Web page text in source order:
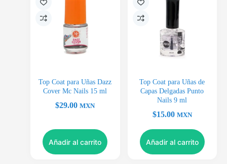
Top Coat para Uñas Dazz
Cover Mc Nails 15 ml
$29.00 MXN
Añadir al carrito
Top Coat para Uñas de
Capas Delgadas Punto
Nails 9 ml
$15.00 MXN
Añadir al carrito